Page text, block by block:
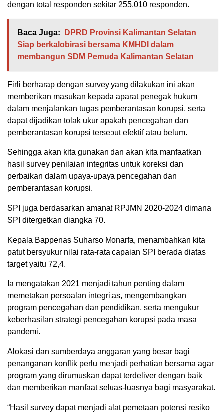
dengan total responden sekitar 255.010 responden.
Baca Juga:
DPRD Provinsi Kalimantan Selatan
Siap berkalobirasi bersama KMHDI dalam
membangun SDM Pemuda Kalimantan Selatan
Firli berharap dengan survey yang dilakukan ini akan
memberikan masukan kepada aparat penegak hukum
dalam menjalankan tugas pemberantasan korupsi, serta
dapat dijadikan tolak ukur apakah pencegahan dan
pemberantasan korupsi tersebut efektif atau belum.
Sehingga akan kita gunakan dan akan kita manfaatkan
hasil survey penilaian integritas untuk koreksi dan
perbaikan dalam upaya-upaya pencegahan dan
pemberantasan korupsi.
SPI juga berdasarkan amanat RPJMN 2020-2024 dimana
SPI ditergetkan diangka 70.
Kepala Bappenas Suharso Monarfa, menambahkan kita
patut bersyukur nilai rata-rata capaian SPI berada diatas
target yaitu 72,4.
Ia mengatakan 2021 menjadi tahun penting dalam
memetakan persoalan integritas, mengembangkan
program pencegahan dan pendidikan, serta mengukur
keberhasilan strategi pencegahan korupsi pada masa
pandemi.
Alokasi dan sumberdaya anggaran yang besar bagi
penanganan konflik perlu menjadi perhatian bersama agar
program yang dirumuskan dapat terdeliver dengan baik
dan memberikan manfaat seluas-luasnya bagi masyarakat.
“Hasil survey dapat menjadi alat pemetaan potensi resiko